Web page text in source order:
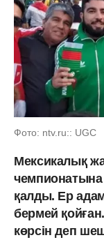
Фото: ntv.ru:: UGC
Мексикалық
чемпионатына
қалды. Ер
бермей
көрсін деп